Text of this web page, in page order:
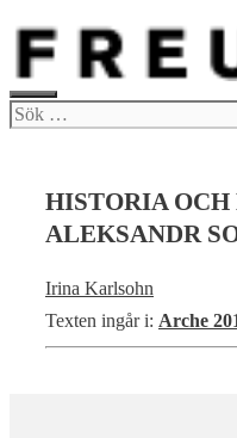
Hoppa
innehåll
MENY
Sök
HISTORIA
ALEKSANDR
Irina Karlsohn
Texten ingår i: Arche